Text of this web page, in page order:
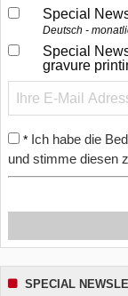
Special
Deutsch -
Special
gravure
* Ich habe die
und stimme diesen
SPECIAL